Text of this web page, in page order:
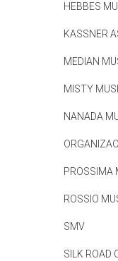
HEBBES
KASSNER
MEDIAN
MISTY
NANADA
PROSSIMA
ROSSIO
SMV
SILK ROAD